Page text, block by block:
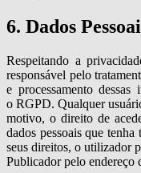
6. Dados
Respeitando a
responsável pelo
e processamento
o RGPD. Qualquer
motivo, o direito de
dados pessoais que
seus direitos, o utilizador
Publicador pelo endereço